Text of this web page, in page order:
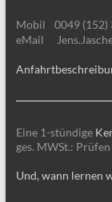
Mobil
0049 (152)
eMail
Eine 1-stündige
ges. MWSt.:
Und, wann lernen